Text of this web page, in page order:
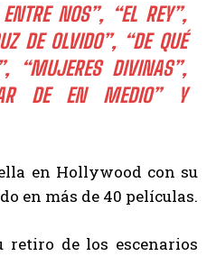
NOS”, “EL REY”,
DE OLVIDO”, “DE QUÉ
“MUJERES DIVINAS”,
DE EN MEDIO” Y
en Hollywood con su
en más de 40 películas.
retiro de los escenarios